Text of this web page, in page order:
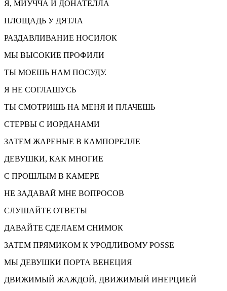
Я, МИУЧЧА И ДОНАТЕЛЛА
ПЛОЩАДЬ У ДЯТЛА
РАЗДАВЛИВАНИЕ НОСИЛОК
МЫ ВЫСОКИЕ ПРОФИЛИ
ТЫ МОЕШЬ НАМ ПОСУДУ.
Я НЕ СОГЛАШУСЬ
ТЫ СМОТРИШЬ НА МЕНЯ И ПЛАЧЕШЬ
СТЕРВЫ С ИОРДАНАМИ
ЗАТЕМ ЖАРЕНЫЕ В КАМПОРЕЛЛЕ
ДЕВУШКИ, КАК МНОГИЕ
С ПРОШЛЫМ В КАМЕРЕ
НЕ ЗАДАВАЙ МНЕ ВОПРОСОВ
СЛУШАЙТЕ ОТВЕТЫ
ДАВАЙТЕ СДЕЛАЕМ СНИМОК
ЗАТЕМ ПРЯМИКОМ К УРОДЛИВОМУ POSSE
МЫ ДЕВУШКИ ПОРТА ВЕНЕЦИЯ
ДВИЖИМЫЙ ЖАЖДОЙ, ДВИЖИМЫЙ ИНЕРЦИЕЙ